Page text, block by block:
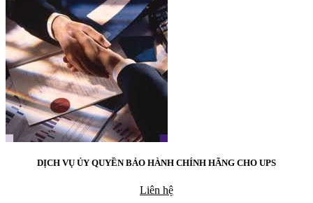
DỊCH VỤ ỦY QUYỀN BẢO HÀNH CHÍNH HÃNG CHO UPS
Liên hệ